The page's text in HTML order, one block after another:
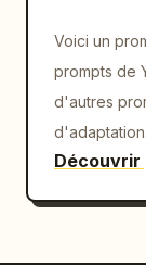
Voici un
prompts de
d'autres
d'adaptation.
Découvrir